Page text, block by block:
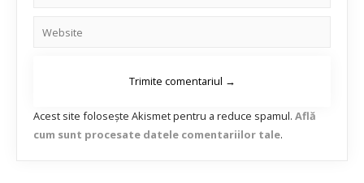
Acest site folosește Akismet pentru a reduce spamul. Află
cum sunt procesate datele comentariilor tale.